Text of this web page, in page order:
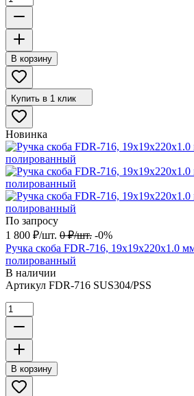
В корзину
Купить в 1 клик
Новинка
По запросу
1 800 ₽/шт. 0 ₽/шт. -0%
Ручка скоба FDR-716, 19х19х220х1.0
полированный
В наличии
Артикул FDR-716 SUS304/PSS
В корзину